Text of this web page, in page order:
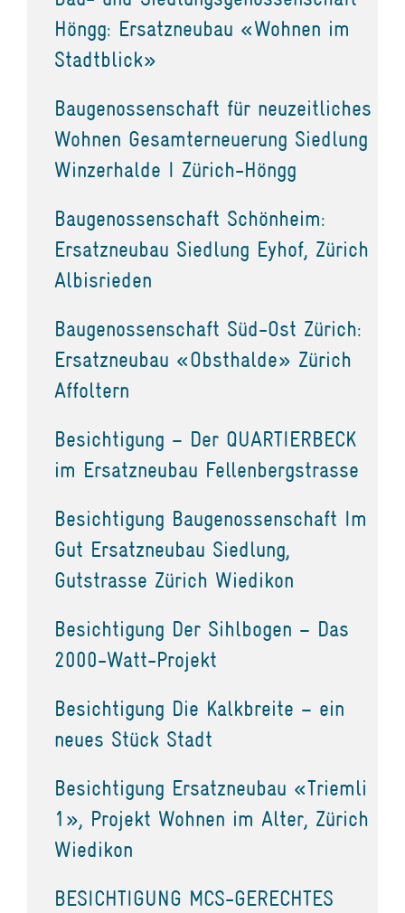
Höngg: Ersatzneubau «Wohnen im
Stadtblick»
Baugenossenschaft für neuzeitliches
Wohnen Gesamterneuerung Siedlung
Winzerhalde I Zürich-Höngg
Baugenossenschaft Schönheim:
Ersatzneubau Siedlung Eyhof, Zürich
Albisrieden
Baugenossenschaft Süd-Ost Zürich:
Ersatzneubau «Obsthalde» Zürich
Affoltern
Besichtigung – Der QUARTIERBECK
im Ersatzneubau Fellenbergstrasse
Besichtigung Baugenossenschaft Im
Gut Ersatzneubau Siedlung,
Gutstrasse Zürich Wiedikon
Besichtigung Der Sihlbogen – Das
2000-Watt-Projekt
Besichtigung Die Kalkbreite – ein
neues Stück Stadt
Besichtigung Ersatzneubau «Triemli
1», Projekt Wohnen im Alter, Zürich
Wiedikon
BESICHTIGUNG MCS-GERECHTES